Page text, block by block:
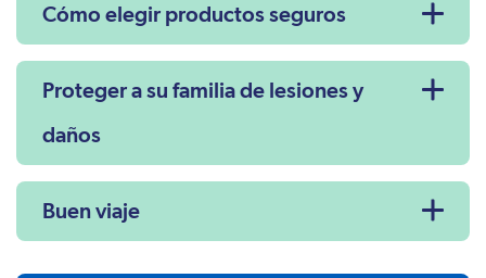
Cómo elegir productos seguros
Proteger a su familia de lesiones y
daños
Buen viaje